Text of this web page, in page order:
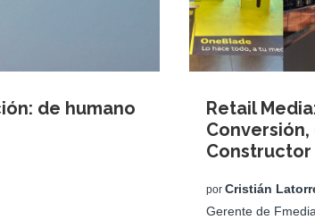
de humano
Retail
Constructor
por Cristián
Gerente de